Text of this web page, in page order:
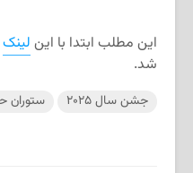
این مطلب ابتدا با این لینک
شد.
جشن سال ۲۰۲۵ ستوران